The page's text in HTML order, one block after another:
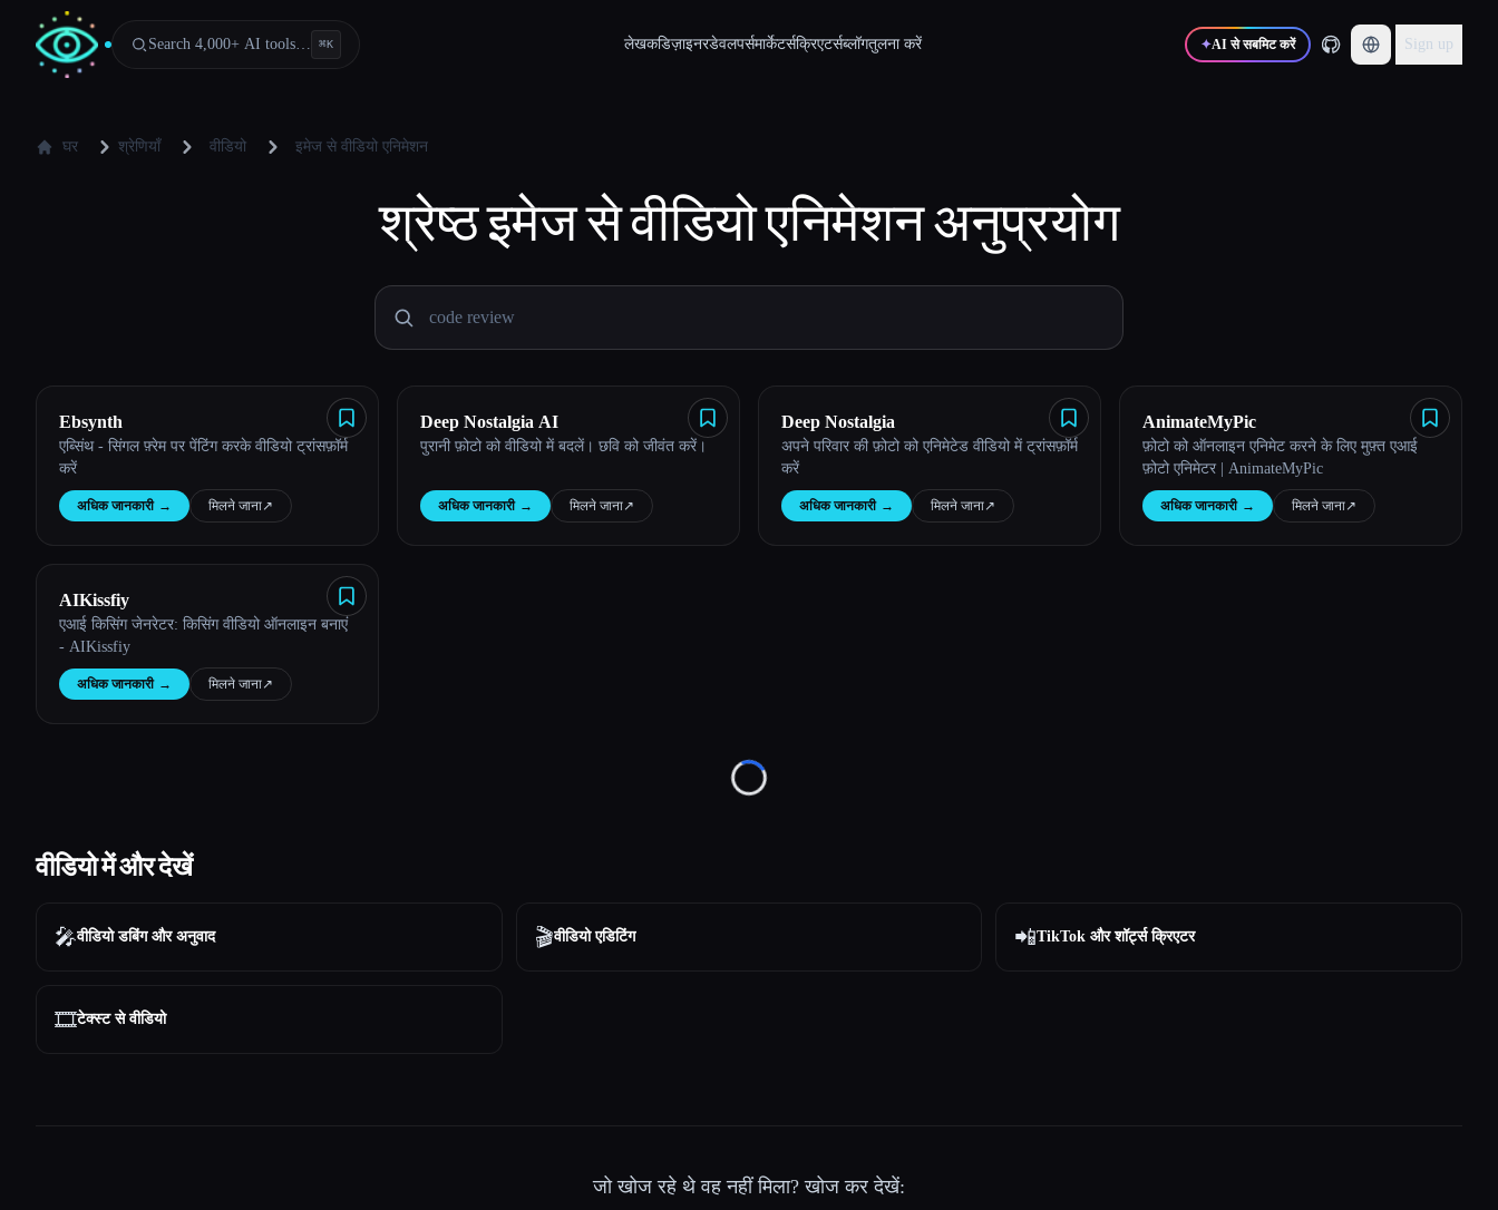
Search 4,000+ AI tools… ⌘K लेखकडिज़ाइनरडेवलपर्समार्केटर्सक्रिएटर्सब्लॉगतुलना करें ✦AI से सबमिट करें Sign up
घर श्रेणियाँ वीडियो इमेज से वीडियो एनिमेशन
श्रेष्ठइमेज से वीडियो एनिमेशनअनुप्रयोग
Ebsynth
एब्सिंथ - सिंगल फ़्रेम पर पेंटिंग करके वीडियो ट्रांसफ़ॉर्म
करें
अधिक जानकारी → मिलने जाना↗︎
Deep Nostalgia AI
पुरानी फ़ोटो को वीडियो में बदलें। छवि को जीवंत करें।
अधिक जानकारी → मिलने जाना↗︎
Deep Nostalgia
अपने परिवार की फ़ोटो को एनिमेटेड वीडियो में ट्रांसफ़ॉर्म
करें
अधिक जानकारी → मिलने जाना↗︎
AnimateMyPic
फ़ोटो को ऑनलाइन एनिमेट करने के लिए मुफ़्त एआई
फ़ोटो एनिमेटर | AnimateMyPic
अधिक जानकारी → मिलने जाना↗︎
AIKissfiy
एआई किसिंग जेनरेटर: किसिंग वीडियो ऑनलाइन बनाएं
- AIKissfiy
अधिक जानकारी → मिलने जाना↗︎
Loading...
वीडियो में और देखें
🎤वीडियो डबिंग और अनुवाद 🎬वीडियो एडिटिंग 📲TikTok और शॉर्ट्स क्रिएटर
🎞️टेक्स्ट से वीडियो
जो खोज रहे थे वह नहीं मिला? खोज कर देखें: